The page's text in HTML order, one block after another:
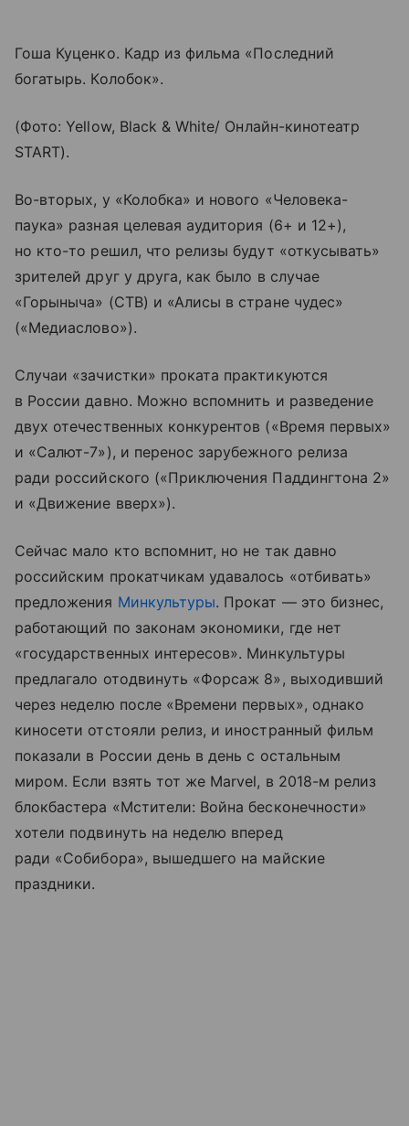
Гоша Куценко. Кадр из фильма «Последний
богатырь. Колобок».
(Фото: Yellow, Black & White/ Онлайн-кинотеатр
START).
Во-вторых, у «Колобка» и нового «Человека-
паука» разная целевая аудитория (6+ и 12+),
но кто-то решил, что релизы будут «откусывать»
зрителей друг у друга, как было в случае
«Горыныча» (СТВ) и «Алисы в стране чудес»
(«Медиаслово»).
Случаи «зачистки» проката практикуются
в России давно. Можно вспомнить и разведение
двух отечественных конкурентов («Время первых»
и «Салют-7»), и перенос зарубежного релиза
ради российского («Приключения Паддингтона 2»
и «Движение вверх»).
Сейчас мало кто вспомнит, но не так давно
российским прокатчикам удавалось «отбивать»
предложения Минкультуры. Прокат — это бизнес,
работающий по законам экономики, где нет
«государственных интересов». Минкультуры
предлагало отодвинуть «Форсаж 8», выходивший
через неделю после «Времени первых», однако
киносети отстояли релиз, и иностранный фильм
показали в России день в день с остальным
миром. Если взять тот же Marvel, в 2018-м релиз
блокбастера «Мстители: Война бесконечности»
хотели подвинуть на неделю вперед
ради «Собибора», вышедшего на майские
праздники.